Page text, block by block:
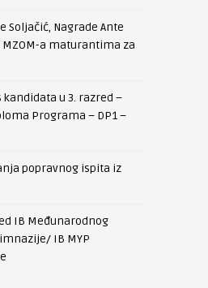
Soljačić, Nagrade Ante
MZOM-a maturantima za
kandidata u 3. razred –
Programa – DP1 –
popravnog ispita iz
IB Međunarodnog
IB MYP